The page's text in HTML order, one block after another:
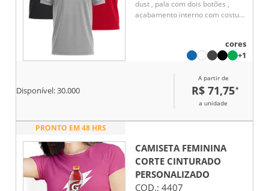
dust , pala com dois botões ,
acabamento interno com costura
cores
+1
Disponível:30.000
A partir de
R$ 71,75*
a unidade
PRONTO EM 48 HRS
CAMISETA FEMININA
CORTE CINTURADO
PERSONALIZADO
COD.: 4407